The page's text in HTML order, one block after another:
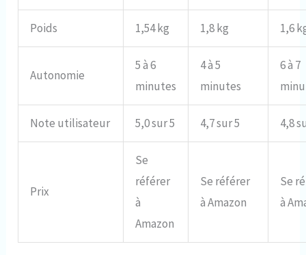
Poids 1,54 kg 1,8 kg 1,6
Autonomie
5 à 6
minutes
4 à 5
minutes
6 à 7
Note utilisateur 5,0 sur 5 4,7 sur 5 4,8
Prix
Se
référer
à
Amazon
Se référer
à Amazon
Se
à